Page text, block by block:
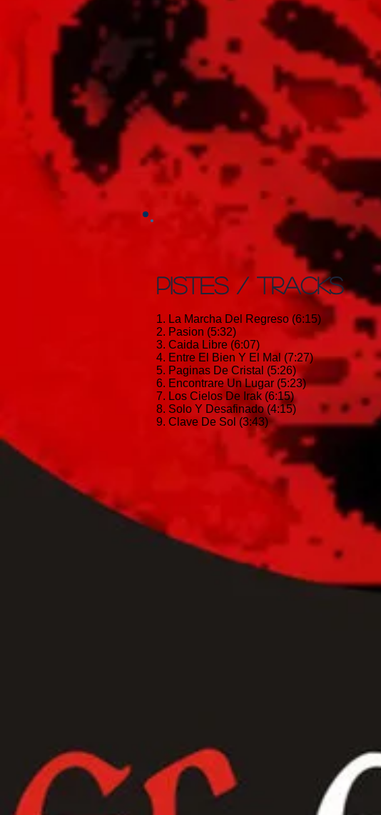
PISTES / TRACKS
1. La Marcha Del Regreso (6:15)
2. Pasion (5:32)
3. Caida Libre (6:07)
4. Entre El Bien Y El Mal (7:27)
5. Paginas De Cristal (5:26)
6. Encontrare Un Lugar (5:23)
7. Los Cielos De Irak (6:15)
8. Solo Y Desafinado (4:15)
9. Clave De Sol (3:43)